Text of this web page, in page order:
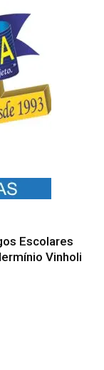
Escolares
Vinholi